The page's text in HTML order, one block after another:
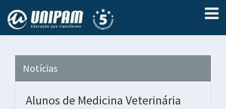
Notícias
Alunos de Medicina Veterinária